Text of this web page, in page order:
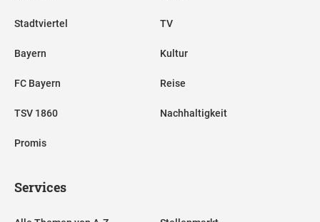
Stadtviertel
Bayern
FC Bayern
TSV 1860
Promis
TV
Kultur
Reise
Nachhaltigkeit
Services